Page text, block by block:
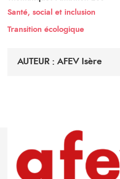
Santé, social et inclusion
Transition écologique
AUTEUR : AFEV Isère